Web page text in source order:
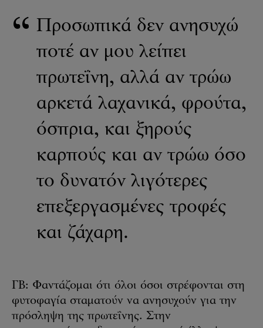
Προσωπικά δεν ανησυχώ
ποτέ αν μου λείπει
πρωτεΐνη, αλλά αν τρώω
αρκετά λαχανικά, φρούτα,
όσπρια, και ξηρούς
καρπούς και αν τρώω όσο
το δυνατόν λιγότερες
επεξεργασμένες τροφές
και ζάχαρη.
ΓΒ: Φαντάζομαι ότι όλοι όσοι στρέφονται στη
φυτοφαγία σταματούν να ανησυχούν για την
πρόσληψη της πρωτεΐνης. Στην